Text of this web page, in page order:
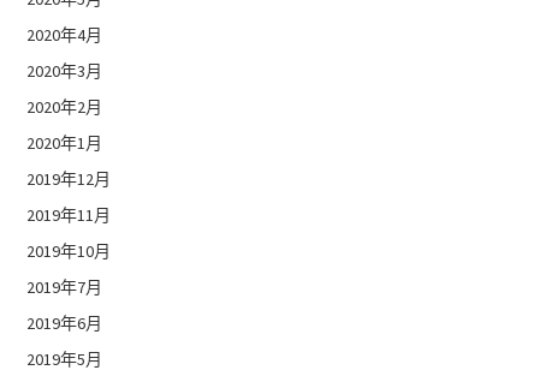
2020年4月
2020年3月
2020年2月
2020年1月
2019年12月
2019年11月
2019年10月
2019年7月
2019年6月
2019年5月